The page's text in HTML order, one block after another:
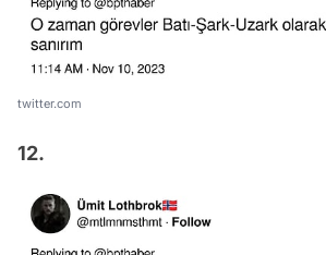
twitter.com
12.